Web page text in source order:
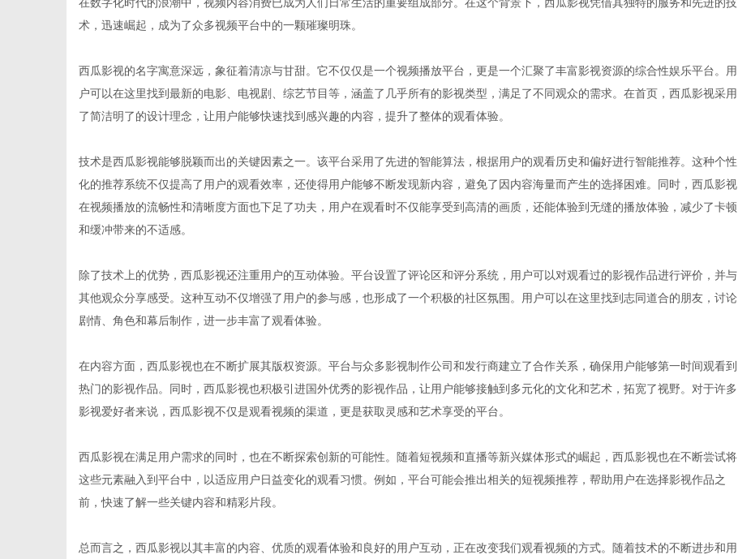
术，迅速崛起，成为了众多视频平台中的一颗璀璨明珠。
西瓜影视的名字寓意深远，象征着清凉与甘甜。它不仅仅是一个视频播放平台，更是一个汇聚了丰富影视资源的综合性娱乐平台。用
户可以在这里找到最新的电影、电视剧、综艺节目等，涵盖了几乎所有的影视类型，满足了不同观众的需求。在首页，西瓜影视采用
了简洁明了的设计理念，让用户能够快速找到感兴趣的内容，提升了整体的观看体验。
技术是西瓜影视能够脱颖而出的关键因素之一。该平台采用了先进的智能算法，根据用户的观看历史和偏好进行智能推荐。这种个性
化的推荐系统不仅提高了用户的观看效率，还使得用户能够不断发现新内容，避免了因内容海量而产生的选择困难。同时，西瓜影视
在视频播放的流畅性和清晰度方面也下足了功夫，用户在观看时不仅能享受到高清的画质，还能体验到无缝的播放体验，减少了卡顿
和缓冲带来的不适感。
除了技术上的优势，西瓜影视还注重用户的互动体验。平台设置了评论区和评分系统，用户可以对观看过的影视作品进行评价，并与
其他观众分享感受。这种互动不仅增强了用户的参与感，也形成了一个积极的社区氛围。用户可以在这里找到志同道合的朋友，讨论
剧情、角色和幕后制作，进一步丰富了观看体验。
在内容方面，西瓜影视也在不断扩展其版权资源。平台与众多影视制作公司和发行商建立了合作关系，确保用户能够第一时间观看到
热门的影视作品。同时，西瓜影视也积极引进国外优秀的影视作品，让用户能够接触到多元化的文化和艺术，拓宽了视野。对于许多
影视爱好者来说，西瓜影视不仅是观看视频的渠道，更是获取灵感和艺术享受的平台。
西瓜影视在满足用户需求的同时，也在不断探索创新的可能性。随着短视频和直播等新兴媒体形式的崛起，西瓜影视也在不断尝试将
这些元素融入到平台中，以适应用户日益变化的观看习惯。例如，平台可能会推出相关的短视频推荐，帮助用户在选择影视作品之
前，快速了解一些关键内容和精彩片段。
总而言之，西瓜影视以其丰富的内容、优质的观看体验和良好的用户互动，正在改变我们观看视频的方式。随着技术的不断进步和用